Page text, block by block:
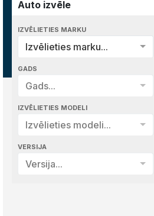
Auto izvēle
IZVĒLIETIES MARKU
Izvēlieties marku...
GADS
Gads...
IZVĒLIETIES MODELI
Izvēlieties modeli...
VERSIJA
Versija...
Previous